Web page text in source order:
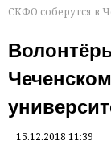
СКФО соберутся в
15.12.2018 11:39